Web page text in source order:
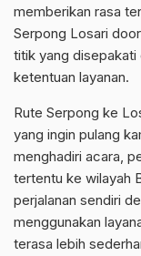
memberikan rasa
Serpong Losari
titik yang disepakati
ketentuan layanan.
Rute Serpong ke
yang ingin pulang
menghadiri acara,
tertentu ke wilayah
perjalanan sendiri
menggunakan
terasa lebih